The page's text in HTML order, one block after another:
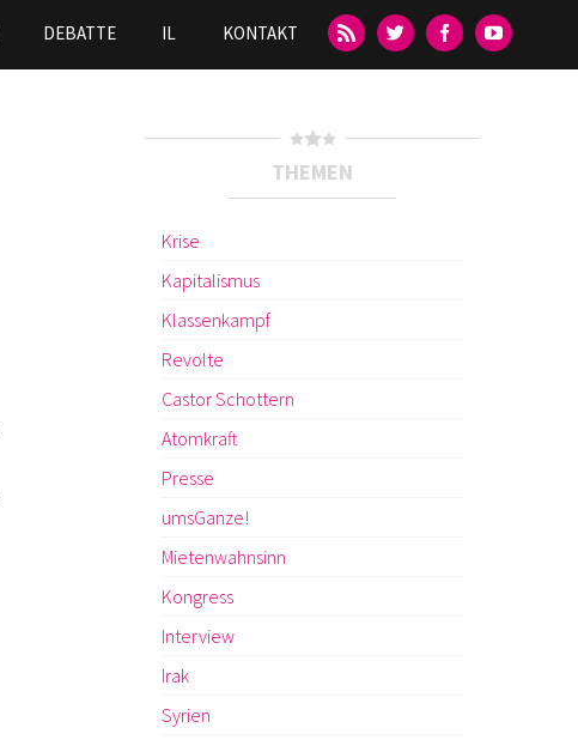
DEBATTE IL KONTAKT
THEMEN
Krise
Kapitalismus
Klassenkampf
Revolte
Castor Schottern
Atomkraft
Presse
umsGanze!
Mietenwahnsinn
Kongress
Interview
Irak
Syrien